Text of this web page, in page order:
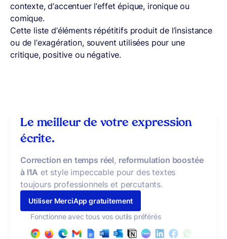
contexte, d’accentuer l’effet épique, ironique ou
comique.
Cette liste d’éléments répétitifs produit de l’insistance
ou de l’exagération, souvent utilisées pour une
critique, positive ou négative.
Le meilleur de votre expression
écrite.
Correction en temps réel, reformulation boostée
à l'IA et style impeccable pour des textes
toujours professionnels et percutants.
Utiliser MerciApp gratuitement
Fonctionne avec tous vos outils préférés